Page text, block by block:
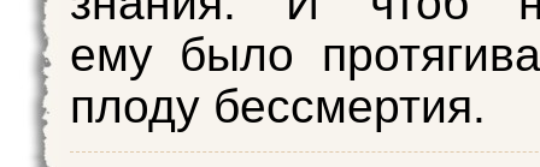
ему было
плоду бессмертия.